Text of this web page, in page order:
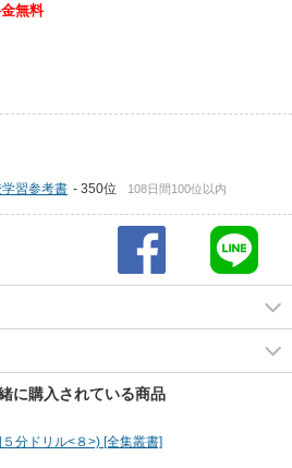
無料
習参考書 - 350位 108日間100位以内
に購入されている商品
分ドリル<８>) [全集叢書]